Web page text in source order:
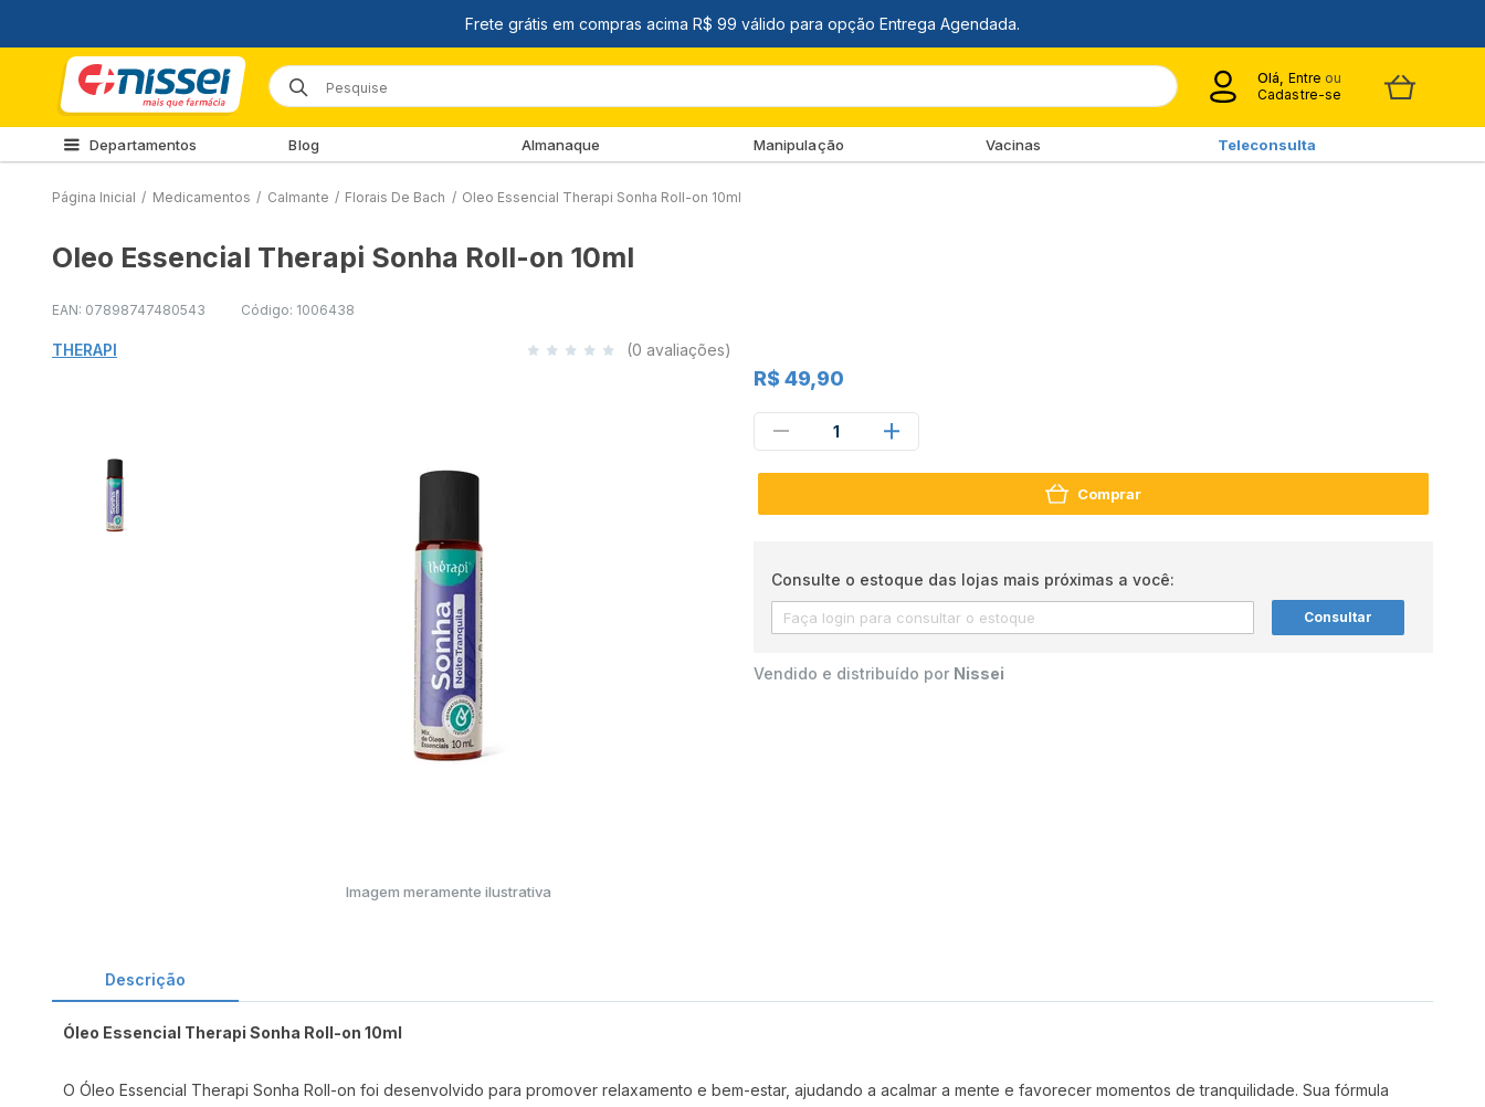
Olá, Entre ou
Cadastre-se
Departamentos Blog Almanaque Manipulação Vacinas Teleconsulta
Página Inicial / Medicamentos / Calmante / Florais De Bach / Oleo Essencial Therapi Sonha Roll-on 10ml
Oleo Essencial Therapi Sonha Roll-on 10ml
EAN: 07898747480543 Código: 1006438
THERAPI (0 avaliações)
Imagem meramente ilustrativa
R$ 49,90
1
Comprar
Consulte o estoque das lojas mais próximas a você:
Consultar
Vendido e distribuído por Nissei
Descrição
Óleo Essencial Therapi Sonha Roll-on 10ml
O Óleo Essencial Therapi Sonha Roll-on foi desenvolvido para promover relaxamento e bem-estar, ajudando a acalmar a mente e favorecer momentos de tranquilidade. Sua fórmula